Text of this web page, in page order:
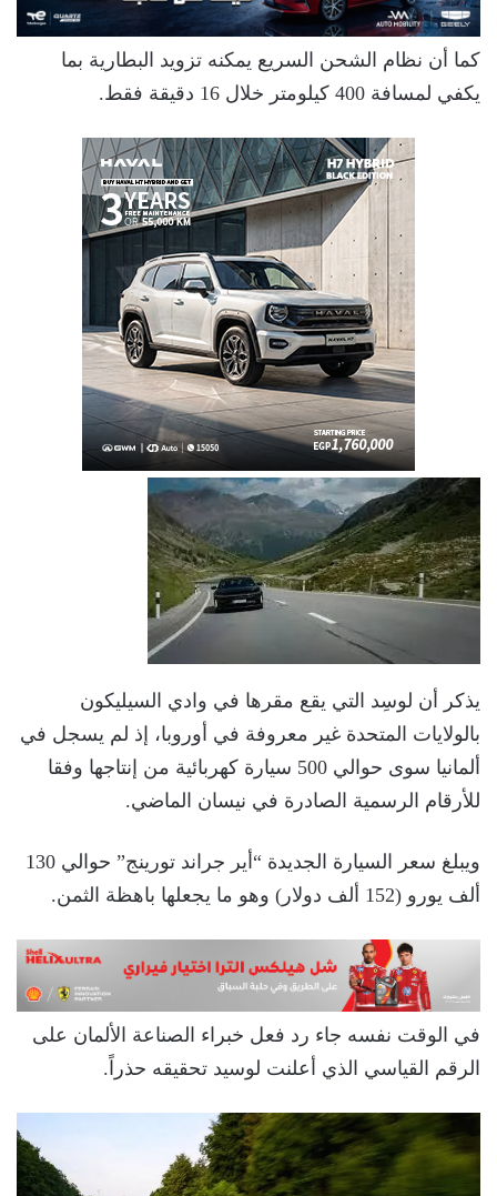
كما أن نظام الشحن السريع يمكنه تزويد البطارية بما
يكفي لمسافة 400 كيلومتر خلال 16 دقيقة فقط.
يذكر أن لوسِد التي يقع مقرها في وادي السيليكون
بالولايات المتحدة غير معروفة في أوروبا، إذ لم يسجل في
ألمانيا سوى حوالي 500 سيارة كهربائية من إنتاجها وفقا
للأرقام الرسمية الصادرة في نيسان الماضي.
ويبلغ سعر السيارة الجديدة “أير جراند تورينج” حوالي 130
ألف يورو (152 ألف دولار) وهو ما يجعلها باهظة الثمن.
في الوقت نفسه جاء رد فعل خبراء الصناعة الألمان على
الرقم القياسي الذي أعلنت لوسيد تحقيقه حذراً.